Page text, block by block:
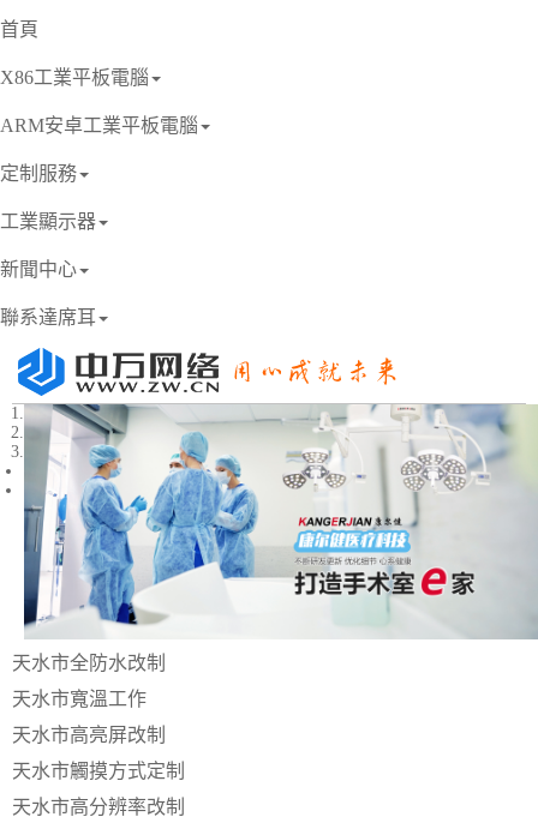
首頁
X86工業平板電腦
ARM安卓工業平板電腦
定制服務
工業顯示器
新聞中心
聯系達席耳
2
Previous
Next
天水市全防水改制
天水市寬溫工作
天水市高亮屏改制
天水市觸摸方式定制
天水市高分辨率改制